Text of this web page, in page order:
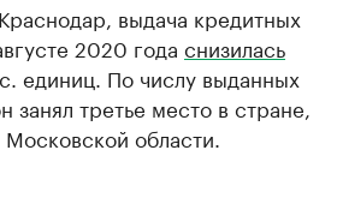
выдача кредитных
2020 года снизилась
единиц. По числу выданных
занял третье место в стране,
области.